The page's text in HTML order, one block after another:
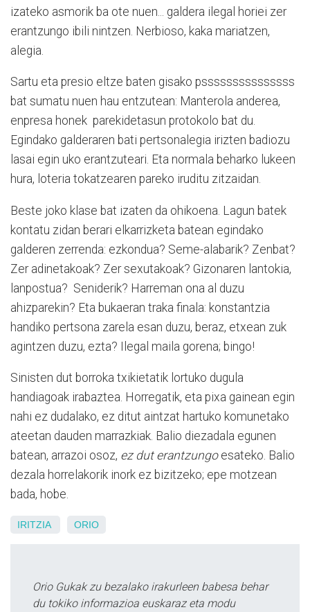
izateko asmorik ba ote nuen... galdera ilegal horiei zer
erantzungo ibili nintzen. Nerbioso, kaka mariatzen,
alegia.
Sartu eta presio eltze baten gisako psssssssssssssss
bat sumatu nuen hau entzutean: Manterola anderea,
enpresa honek parekidetasun protokolo bat du.
Egindako galderaren bati pertsonalegia irizten badiozu
lasai egin uko erantzuteari. Eta normala beharko lukeen
hura, loteria tokatzearen pareko iruditu zitzaidan.
Beste joko klase bat izaten da ohikoena. Lagun batek
kontatu zidan berari elkarrizketa batean egindako
galderen zerrenda: ezkondua? Seme-alabarik? Zenbat?
Zer adinetakoak? Zer sexutakoak? Gizonaren lantokia,
lanpostua? Seniderik? Harreman ona al duzu
ahizparekin? Eta bukaeran traka finala: konstantzia
handiko pertsona zarela esan duzu, beraz, etxean zuk
agintzen duzu, ezta? Ilegal maila gorena; bingo!
Sinisten dut borroka txikietatik lortuko dugula
handiagoak irabaztea. Horregatik, eta pixa gainean egin
nahi ez dudalako, ez ditut aintzat hartuko komunetako
ateetan dauden marrazkiak. Balio diezadala egunen
batean, arrazoi osoz, ez dut erantzungoesateko. Balio
dezala horrelakorik inork ez bizitzeko; epe motzean
bada, hobe.
IRITZIA ORIO
Orio Gukak zu bezalako irakurleen babesa behar
du tokiko informazioa euskaraz eta modu